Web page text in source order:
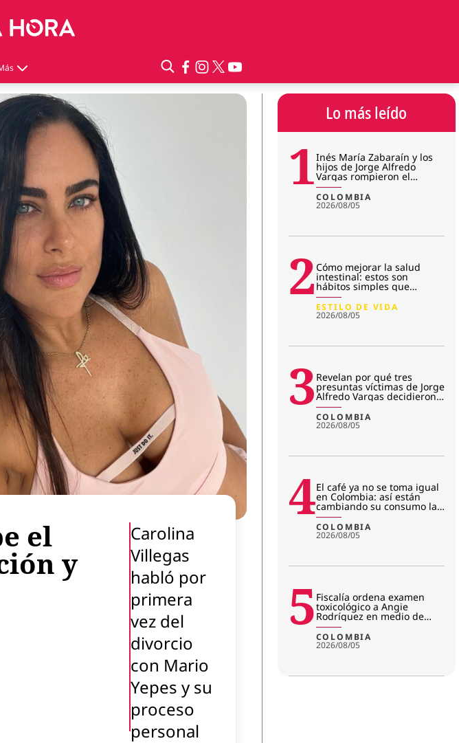
Virales
Tecnología
Economía
Contenido patrocinado
Instagram
el
y
Carolina
Villegas
habló por
primera
vez del
divorcio
con Mario
Yepes y su
proceso
personal
Lo más leído
1Inés María Zabaraín y los
hijos de Jorge Alfredo
Vargas rompieron el
silencio tras imputación:
¿qué
COLOMBIA
2026/08/05
2Cómo mejorar la salud
intestinal: estos son
hábitos simples que
transforman la microbiota
ESTILO DE VIDA
2026/08/05
3 Revelan por qué tres
presuntas víctimas de Jorge
Alfredo Vargas decidieron
no seguir en el juicio
COLOMBIA
2026/08/05
4El café ya no se toma igual
en Colombia: así están
cambiando su consumo las
nuevas generaciones
COLOMBIA
2026/08/05
5 Fiscalía ordena examen
toxicológico a Angie
Rodríguez en medio de
investigación por
amenazas
COLOMBIA
2026/08/05